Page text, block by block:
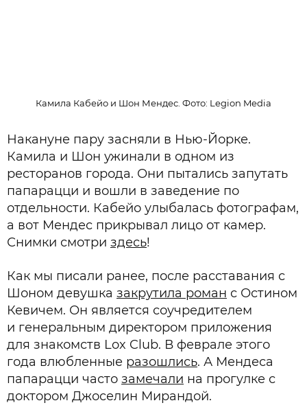
Камила Кабейо и Шон Мендес. Фото: Legion Media
Накануне пару засняли в Нью-Йорке.
Камила и Шон ужинали в одном из
ресторанов города. Они пытались запутать
папарацци и вошли в заведение по
отдельности. Кабейо улыбалась фотографам,
а вот Мендес прикрывал лицо от камер.
Снимки смотри здесь!
Как мы писали ранее, после расставания с
Шоном девушка закрутила роман с Остином
Кевичем. Он является соучредителем
и генеральным директором приложения
для знакомств Lox Club. В феврале этого
года влюбленные разошлись. А Мендеса
папарацци часто замечали на прогулке с
доктором Джоселин Мирандой.